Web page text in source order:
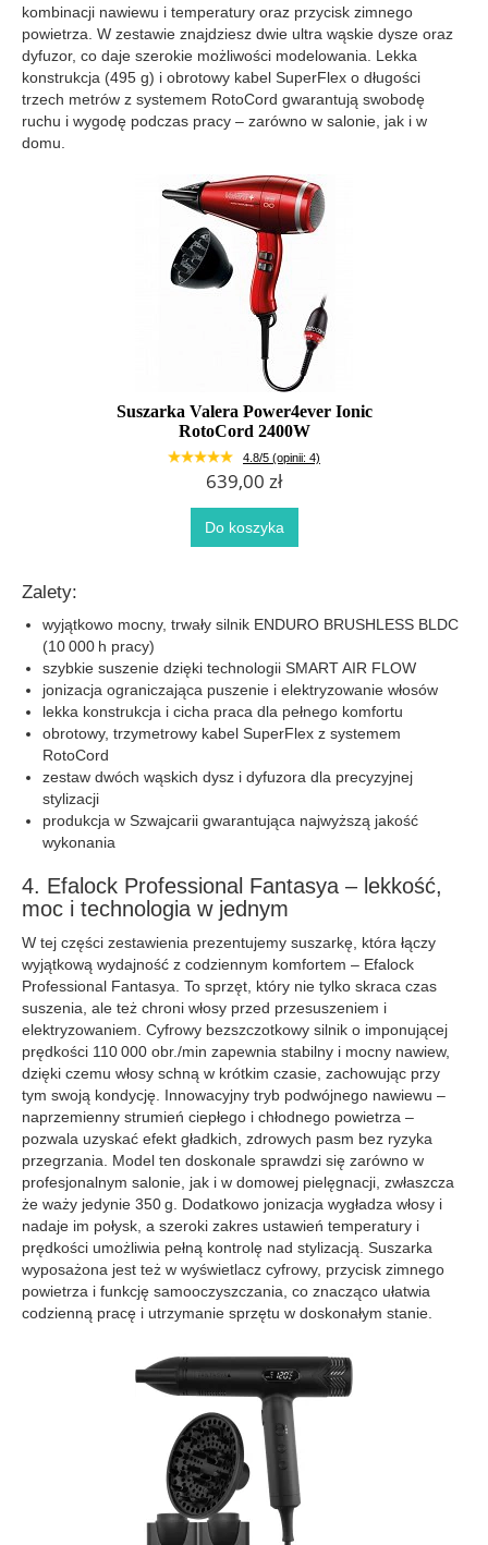
kombinacji nawiewu i temperatury oraz przycisk zimnego
powietrza. W zestawie znajdziesz dwie ultra wąskie dysze oraz
dyfuzor, co daje szerokie możliwości modelowania. Lekka
konstrukcja (495 g) i obrotowy kabel SuperFlex o długości
trzech metrów z systemem RotoCord gwarantują swobodę
ruchu i wygodę podczas pracy – zarówno w salonie, jak i w
domu.
Suszarka Valera Power4ever Ionic
RotoCord 2400W
4.8/5 (opinii: 4)
639,00 zł
Do koszyka
Zalety:
wyjątkowo mocny, trwały silnik ENDURO BRUSHLESS BLDC
(10 000 h pracy)
szybkie suszenie dzięki technologii SMART AIR FLOW
jonizacja ograniczająca puszenie i elektryzowanie włosów
lekka konstrukcja i cicha praca dla pełnego komfortu
obrotowy, trzymetrowy kabel SuperFlex z systemem
RotoCord
zestaw dwóch wąskich dysz i dyfuzora dla precyzyjnej
stylizacji
produkcja w Szwajcarii gwarantująca najwyższą jakość
wykonania
4. Efalock Professional Fantasya – lekkość,
moc i technologia w jednym
W tej części zestawienia prezentujemy suszarkę, która łączy
wyjątkową wydajność z codziennym komfortem – Efalock
Professional Fantasya. To sprzęt, który nie tylko skraca czas
suszenia, ale też chroni włosy przed przesuszeniem i
elektryzowaniem. Cyfrowy bezszczotkowy silnik o imponującej
prędkości 110 000 obr./min zapewnia stabilny i mocny nawiew,
dzięki czemu włosy schną w krótkim czasie, zachowując przy
tym swoją kondycję. Innowacyjny tryb podwójnego nawiewu –
naprzemienny strumień ciepłego i chłodnego powietrza –
pozwala uzyskać efekt gładkich, zdrowych pasm bez ryzyka
przegrzania. Model ten doskonale sprawdzi się zarówno w
profesjonalnym salonie, jak i w domowej pielęgnacji, zwłaszcza
że waży jedynie 350 g. Dodatkowo jonizacja wygładza włosy i
nadaje im połysk, a szeroki zakres ustawień temperatury i
prędkości umożliwia pełną kontrolę nad stylizacją. Suszarka
wyposażona jest też w wyświetlacz cyfrowy, przycisk zimnego
powietrza i funkcję samooczyszczania, co znacząco ułatwia
codzienną pracę i utrzymanie sprzętu w doskonałym stanie.